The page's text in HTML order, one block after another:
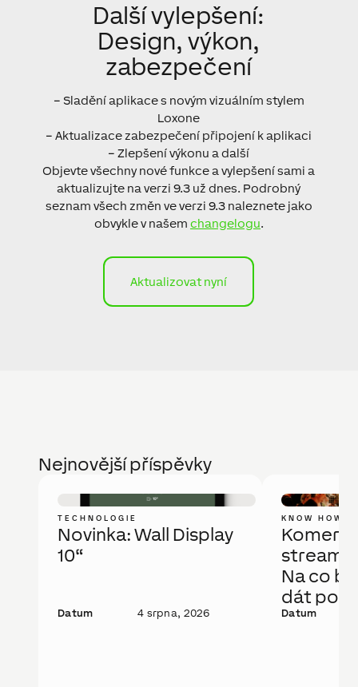
Další vylepšení:
Design, výkon,
zabezpečení
– Sladění aplikace s novým vizuálním stylem
Loxone
– Aktualizace zabezpečení připojení k aplikaci
– Zlepšení výkonu a další
Objevte všechny nové funkce a vylepšení sami a
aktualizujte na verzi 9.3 už dnes. Podrobný
seznam všech změn ve verzi 9.3 naleznete jako
obvykle v našem changelogu.
Aktualizovat nyní
Nejnovější příspěvky
TECHNOLOGIE
Novinka: Wall Display
10“
Datum 4 srpna, 2026
KNOW HOW
Na co
dát
Datum